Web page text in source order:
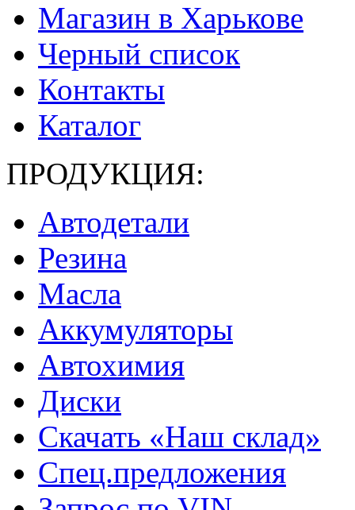
Магазин в Харькове
Черный список
Контакты
Каталог
ПРОДУКЦИЯ:
Автодетали
Резина
Масла
Аккумуляторы
Автохимия
Диски
Скачать «Наш склад»
Спец.предложения